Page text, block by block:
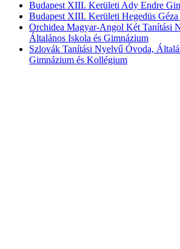
Budapest XIII. Kerületi Ady Endre
Budapest XIII. Kerületi Hegedüs
Orchidea Magyar-Angol Két Tanítási
Általános Iskola és Gimnázium
Szlovák Tanítási Nyelvű Óvoda,
Gimnázium és Kollégium